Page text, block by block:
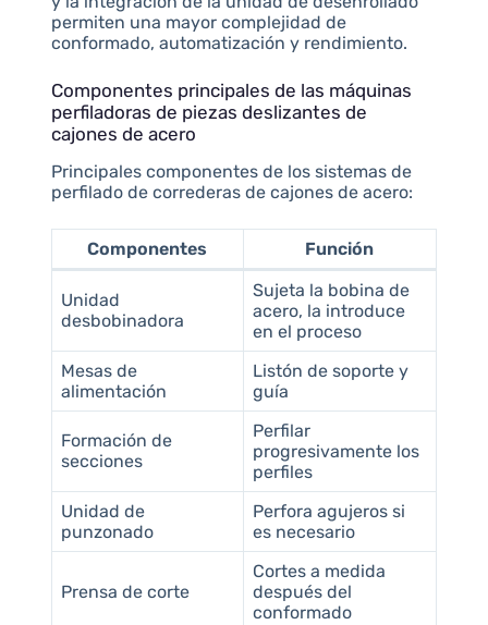
permiten una mayor complejidad de
conformado, automatización y rendimiento.
Componentes principales de las máquinas
perfiladoras de piezas deslizantes de
cajones de acero
Principales componentes de los sistemas de
perfilado de correderas de cajones de acero:
Componentes Función
Unidad
desbobinadora
Sujeta la bobina de
acero, la introduce
en el proceso
Mesas de
alimentación
Listón de soporte y
guía
Formación de
secciones
Perfilar
progresivamente los
perfiles
Unidad de
punzonado
Perfora agujeros si
es necesario
Prensa de corte
Cortes a medida
después del
conformado